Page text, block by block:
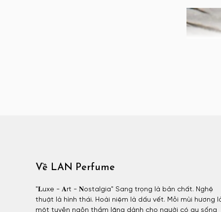
BornToStandOut
BornToStandOut unisex
Bottega Veneta
Về LAN Perfume
"𝐋uxe - 𝐀rt - 𝐍ostalgia" Sang trọng là bản chất. Nghệ
thuật là hình thái. Hoài niệm là dấu vết. Mỗi mùi hương
một tuyên ngôn thầm lặng dành cho người có gu sống